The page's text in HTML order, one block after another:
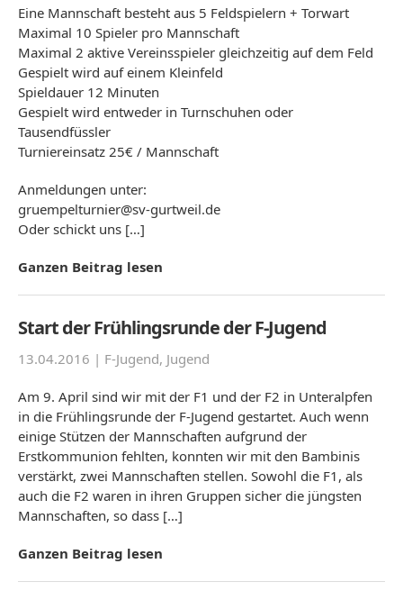
Eine Mannschaft besteht aus 5 Feldspielern + Torwart
Maximal 10 Spieler pro Mannschaft
Maximal 2 aktive Vereinsspieler gleichzeitig auf dem Feld
Gespielt wird auf einem Kleinfeld
Spieldauer 12 Minuten
Gespielt wird entweder in Turnschuhen oder
Tausendfüssler
Turniereinsatz 25€ / Mannschaft
Anmeldungen unter:
gruempelturnier@sv-gurtweil.de
Oder schickt uns […]
Ganzen Beitrag lesen
Start der Frühlingsrunde der F-Jugend
13.04.2016 | F-Jugend, Jugend
Am 9. April sind wir mit der F1 und der F2 in Unteralpfen
in die Frühlingsrunde der F-Jugend gestartet. Auch wenn
einige Stützen der Mannschaften aufgrund der
Erstkommunion fehlten, konnten wir mit den Bambinis
verstärkt, zwei Mannschaften stellen. Sowohl die F1, als
auch die F2 waren in ihren Gruppen sicher die jüngsten
Mannschaften, so dass […]
Ganzen Beitrag lesen